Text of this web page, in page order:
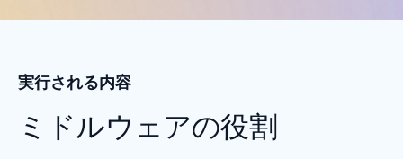
実行される内容
ミドルウェアの役割